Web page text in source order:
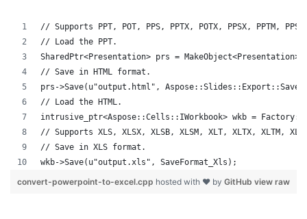
// Supports PPT, POT, PPS, PPTX, POTX, PPSX, PPTM,
// Load the PPT.
SharedPtr<Presentation> prs =
// Save in HTML format.
prs->Save(u"output.html",
// Load the HTML.
intrusive_ptr<Aspose::Cells::IWorkbook> wkb =
// Supports XLS, XLSX, XLSB, XLSM, XLT, XLTX, XLTM,
// Save in XLS format.
wkb->Save(u"output.xls", SaveFormat_Xls);
view raw
convert-powerpoint-to-excel.cpp hosted with ❤ by GitHub